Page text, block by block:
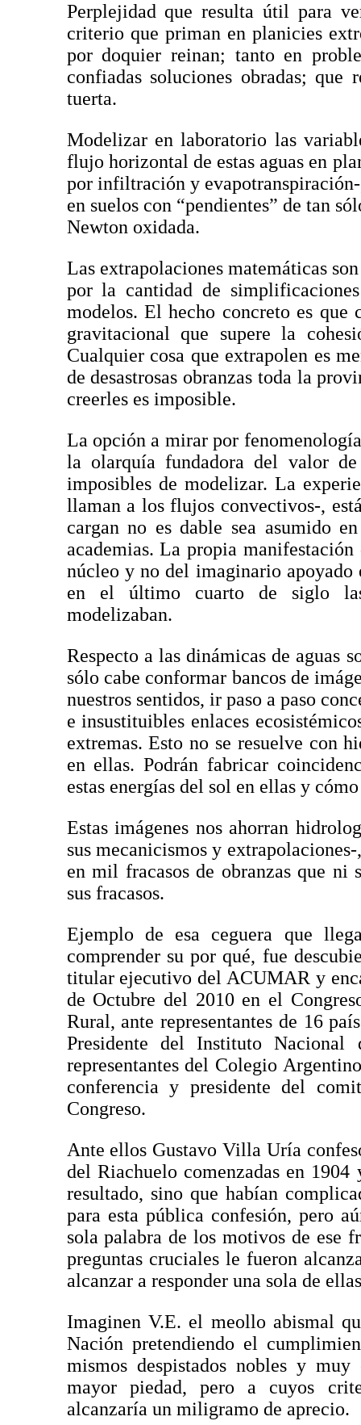
Perplejidad que resulta útil para
criterio que priman en planicies
por doquier reinan; tanto en
confiadas soluciones obradas;
tuerta.
Modelizar en laboratorio las
flujo horizontal de estas aguas en
por infiltración y
en suelos con “pendientes” de tan
Newton oxidada.
Las extrapolaciones matemáticas
por la cantidad de
modelos. El hecho concreto es
gravitacional que supere la
Cualquier cosa que extrapolen es
de desastrosas obranzas toda la
creerles es imposible.
La opción a mirar por
la olarquía fundadora del valor de
imposibles de modelizar. La
llaman a los flujos convectivos-,
cargan no es dable sea asumido
academias. La propia
núcleo y no del imaginario
en el último cuarto de siglo
modelizaban.
Respecto a las dinámicas de aguas
sólo cabe conformar bancos de
nuestros sentidos, ir paso a paso
e insustituibles enlaces
extremas. Esto no se resuelve con
en ellas. Podrán fabricar
estas energías del sol en ellas y
Estas imágenes nos ahorran
sus mecanicismos y
en mil fracasos de obranzas que ni
sus fracasos.
Ejemplo de esa ceguera que
comprender su por qué, fue
titular ejecutivo del ACUMAR y
de Octubre del 2010 en el
Rural, ante representantes de 16
Presidente del Instituto
representantes del Colegio
conferencia y presidente del
Congreso.
Ante ellos Gustavo Villa Uría
del Riachuelo comenzadas en
resultado, sino que habían
para esta pública confesión, pero
sola palabra de los motivos de ese
preguntas cruciales le fueron
alcanzar a responder una sola de
Imaginen V.E. el meollo abismal
Nación pretendiendo el
mismos despistados nobles y
mayor piedad, pero a cuyos
alcanzaría un miligramo de aprecio.